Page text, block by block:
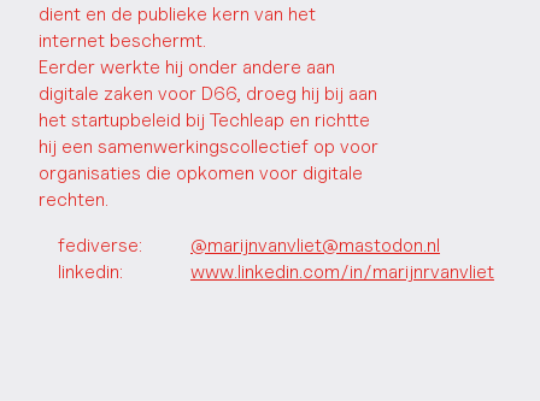
dient en de publieke kern van het
internet beschermt.
Eerder werkte hij onder andere aan
digitale zaken voor D66, droeg hij bij aan
het startupbeleid bij Techleap en richtte
hij een samenwerkingscollectief op voor
organisaties die opkomen voor digitale
rechten.
fediverse:
@marijnvanvliet@mastodon.nl
linkedin:
www.linkedin.com/in/marijnrvanvliet